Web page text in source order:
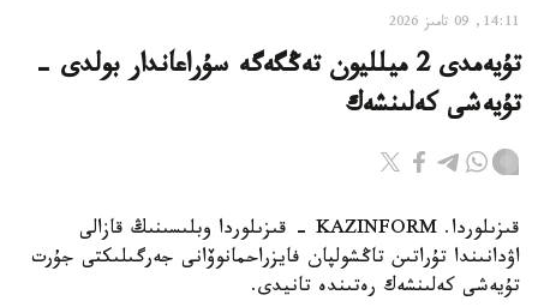
14:11, 09 تامىز 2026
تۇيەمدى 2 ميلليون تەڭگەگە سۇراعاندار بولدى -
تۇيەشى كەلىنشەك
قىزىلوردا. KAZINFORM - قىزىلوردا وبلىسىنىڭ قازالى
اۋدانىندا تۇراتىن تاڭشولپان فايزراحمانوۆانى جەرگىلىكتى جۇرت
تۇيەشى كەلىنشەك رەتىندە تانيدى.